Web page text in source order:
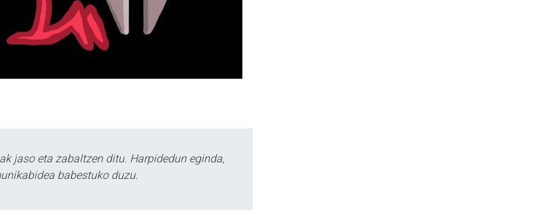
jaso eta zabaltzen ditu. Harpidedun eginda,
babestuko duzu.